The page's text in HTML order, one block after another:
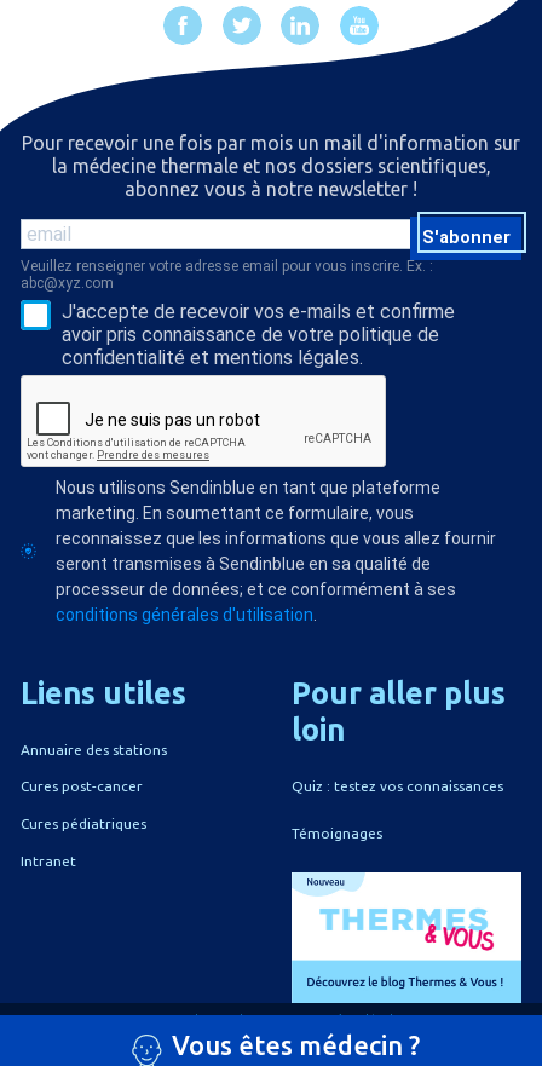
Vous êtes médecin ?
Pour recevoir une fois par mois un mail d'information sur
la médecine thermale et nos dossiers scientiﬁques,
abonnez vous à notre newsletter !
S'abonner
Veuillez renseigner votre adresse email pour vous inscrire. Ex. :
abc@xyz.com
J'accepte de recevoir vos e-mails et confirme
avoir pris connaissance de votre politique de
confidentialité et mentions légales.
Nous utilisons Sendinblue en tant que plateforme
marketing. En soumettant ce formulaire, vous
reconnaissez que les informations que vous allez fournir
seront transmises à Sendinblue en sa qualité de
processeur de données; et ce conformément à ses
conditions générales d'utilisation
Liens utiles
Annuaire des stations
Cures post-cancer
Cures pédiatriques
Intranet
Pour aller plus
loin
Quiz : testez vos connaissances
Témoignages
Politique de confidentialité Politique de gestion des cookies